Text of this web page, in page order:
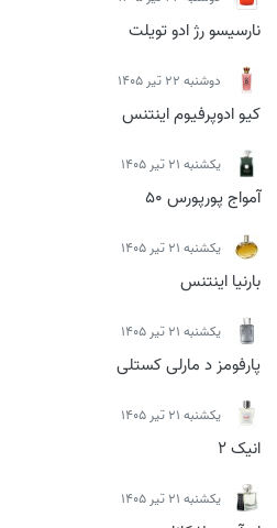
نارسیسو رژ ادو تویلت
دوشنبه 22 تیر 1405
کیو ادوپرفیوم اینتنس
يكشنبه 21 تیر 1405
آمواج پورپورس 50
يكشنبه 21 تیر 1405
بارنیا اینتنس
يكشنبه 21 تیر 1405
پارفومز د مارلی کستلی
يكشنبه 21 تیر 1405
انیک 2
يكشنبه 21 تیر 1405